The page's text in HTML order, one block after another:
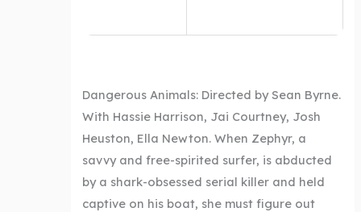
Dangerous Animals: Directed by Sean Byrne.
With Hassie Harrison, Jai Courtney, Josh
Heuston, Ella Newton. When Zephyr, a
savvy and free-spirited surfer, is abducted
by a shark-obsessed serial killer and held
captive on his boat, she must figure out